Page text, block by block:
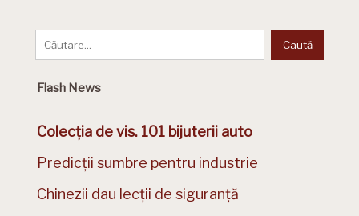
Flash News
Colecția de vis. 101 bijuterii auto
Predicții sumbre pentru industrie
Chinezii dau lecții de siguranță